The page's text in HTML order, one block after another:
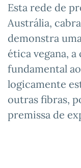
Esta rede de
Austrália,
demonstra
ética vegana,
fundamental
logicamente
outras fibras,
premissa de